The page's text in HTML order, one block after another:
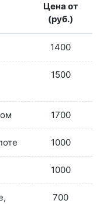
Цена от
(руб.)
1400
1500
1700
1000
1000
700